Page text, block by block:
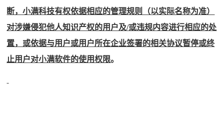
断，小满科技有权依据相应的管理规则（以实际名称为准）
对涉嫌侵犯他人知识产权的用户及/或违规内容进行相应的处
置，或依据与用户或用户所在企业签署的相关协议暂停或终
止用户对小满软件的使用权限。